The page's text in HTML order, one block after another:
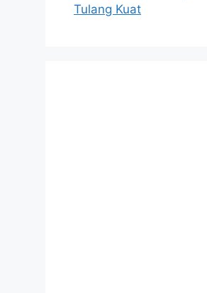
Tulang Kuat